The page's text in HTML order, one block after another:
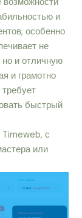
и
особенно
не
но и отличную
и грамотно
быстрый
Timeweb, с
или